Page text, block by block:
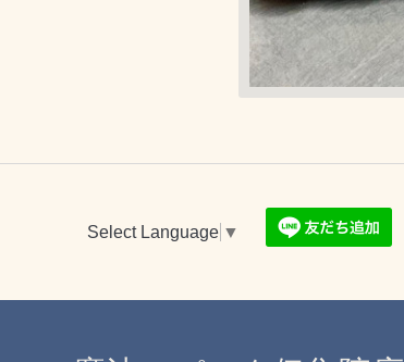
Select Language ▼